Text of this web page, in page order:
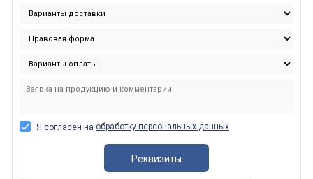
Я согласен на обработку персональных данных
Реквизиты